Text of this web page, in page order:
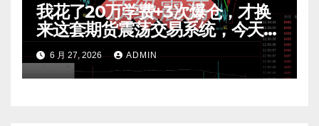
我花了20万学费+3次爆仓，才换
来这套期货震荡交易系统，今天免
费公开核心逻辑
6 月 27, 2026 ADMIN